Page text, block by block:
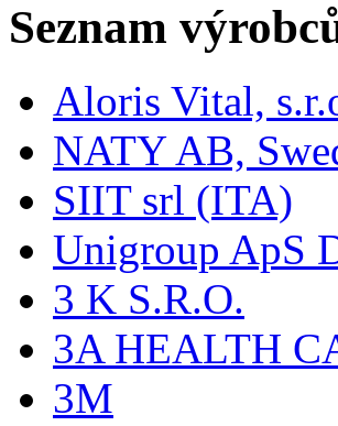
Seznam
Aloris Vital,
NATY AB,
SIIT srl (ITA)
Unigroup ApS
3 K S.R.O.
3A HEALTH
3M